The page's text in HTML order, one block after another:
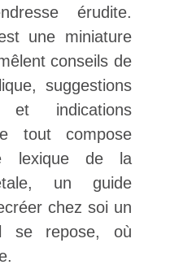
érudite.
une miniature
conseils de
suggestions
et indications
tout compose
lexique de la
un guide
chez soi un
se repose, où